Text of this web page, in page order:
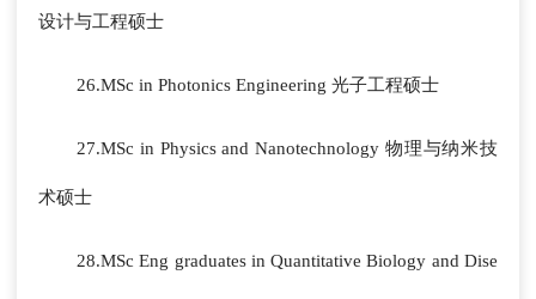
设计与工程硕士
26.MSc in Photonics Engineering 光子工程硕士
27.MSc in Physics and Nanotechnology 物理与纳米技
术硕士
28.MSc Eng graduates in Quantitative Biology and Dise